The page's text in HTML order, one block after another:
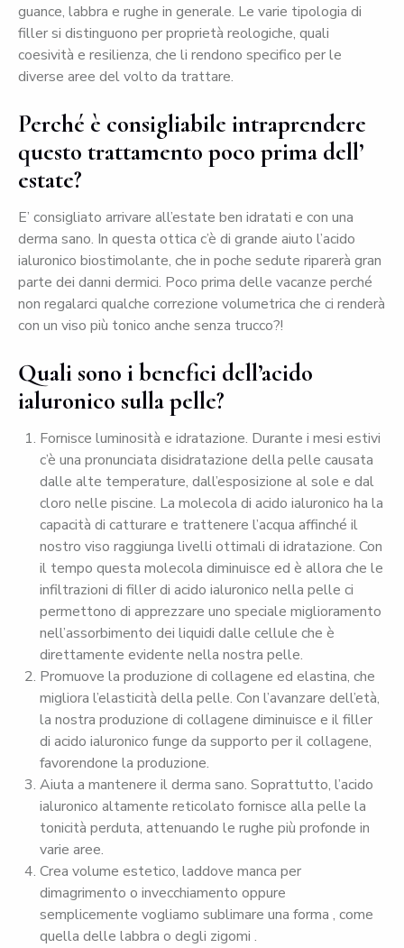
guance, labbra e rughe in generale. Le varie tipologia di
filler si distinguono per proprietà reologiche, quali
coesività e resilienza, che li rendono specifico per le
diverse aree del volto da trattare.
Perché è consigliabile intraprendere
questo trattamento poco prima dell’
estate?
E’ consigliato arrivare all’estate ben idratati e con una
derma sano. In questa ottica c’è di grande aiuto l’acido
ialuronico biostimolante, che in poche sedute riparerà gran
parte dei danni dermici. Poco prima delle vacanze perché
non regalarci qualche correzione volumetrica che ci renderà
con un viso più tonico anche senza trucco?!
Quali sono i benefici dell’acido
ialuronico sulla pelle?
Fornisce luminosità e idratazione. Durante i mesi estivi
c’è una pronunciata disidratazione della pelle causata
dalle alte temperature, dall’esposizione al sole e dal
cloro nelle piscine. La molecola di acido ialuronico ha la
capacità di catturare e trattenere l’acqua affinché il
nostro viso raggiunga livelli ottimali di idratazione. Con
il tempo questa molecola diminuisce ed è allora che le
infiltrazioni di filler di acido ialuronico nella pelle ci
permettono di apprezzare uno speciale miglioramento
nell’assorbimento dei liquidi dalle cellule che è
direttamente evidente nella nostra pelle.
Promuove la produzione di collagene ed elastina, che
migliora l’elasticità della pelle. Con l’avanzare dell’età,
la nostra produzione di collagene diminuisce e il filler
di acido ialuronico funge da supporto per il collagene,
favorendone la produzione.
Aiuta a mantenere il derma sano. Soprattutto, l’acido
ialuronico altamente reticolato fornisce alla pelle la
tonicità perduta, attenuando le rughe più profonde in
varie aree.
Crea volume estetico, laddove manca per
dimagrimento o invecchiamento oppure
semplicemente vogliamo sublimare una forma , come
quella delle labbra o degli zigomi .